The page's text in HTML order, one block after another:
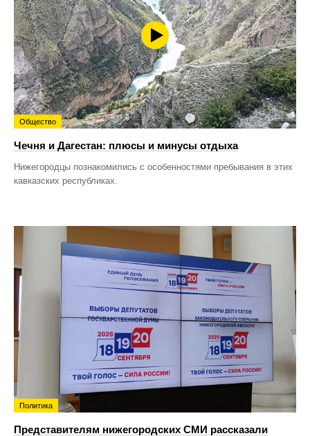
Общество
Чечня и Дагестан: плюсы и минусы отдыха
Нижегородцы познакомились с особенностями пребывания в этих
кавказских республиках.
Политика
Представителям нижегородских СМИ рассказали